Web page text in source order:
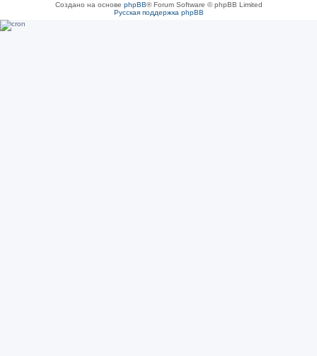
Создано на основе phpBB® Forum Software © phpBB Limited
Русская поддержка phpBB